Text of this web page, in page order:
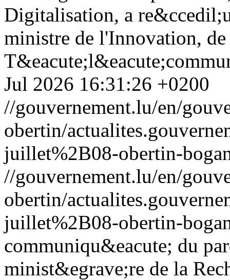
Digitalisation, a
ministre de l'Innovation, de
Jul 2026 16:31:26 +0200
//gouvernement.lu/en/
obertin/
juillet%2B08-obertin-
//gouvernement.lu/en/
obertin/
juillet%2B08-obertin-
communiqu&eacute; du
minist&egrave;re de la